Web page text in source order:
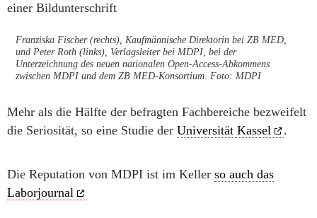
einer Bildunterschrift
Franziska Fischer (rechts), Kaufmännische Direktorin bei ZB MED,
und Peter Roth (links), Verlagsleiter bei MDPI, bei der
Unterzeichnung des neuen nationalen Open-Access-Abkommens
zwischen MDPI und dem ZB MED-Konsortium. Foto: MDPI
Mehr als die Hälfte der befragten Fachbereiche bezweifelt
die Seriosität, so eine Studie der Universität Kassel .
Die Reputation von MDPI ist im Keller so auch das
Laborjournal